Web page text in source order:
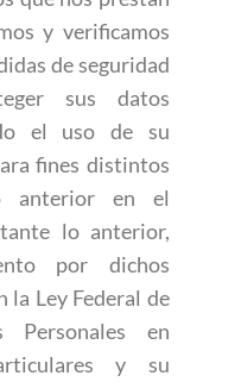
y verificamos
de seguridad
sus datos
el uso de su
fines distintos
anterior en el
lo anterior,
por dichos
la Ley Federal de
Personales en
y su